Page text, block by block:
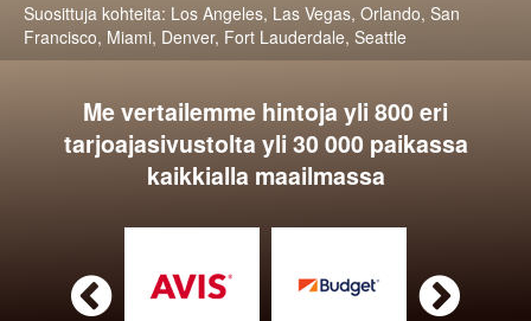
Suosittuja kohteita: Los Angeles, Las Vegas, Orlando, San
Francisco, Miami, Denver, Fort Lauderdale, Seattle
Me vertailemme hintoja yli 800 eri
tarjoajasivustolta yli 30 000 paikassa
kaikkialla maailmassa
 